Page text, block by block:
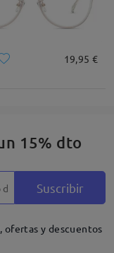
19,95 €
15% dto
Suscribir
ofertas y descuentos